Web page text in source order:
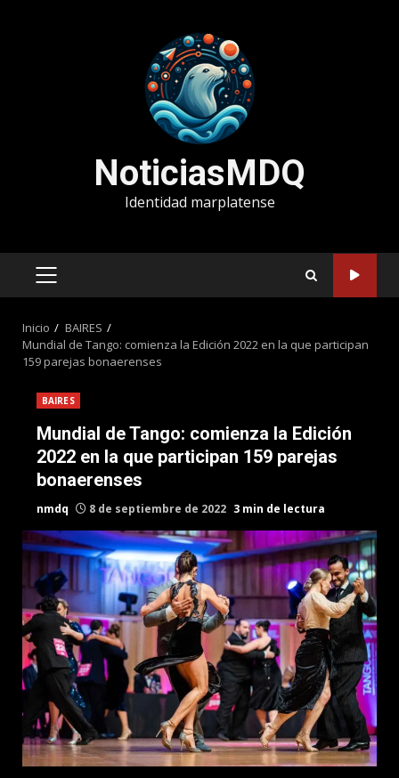
NoticiasMDQ
Identidad marplatense
MENÚ
Inicio
BAIRES
Mundial de Tango: comienza la Edición 2022 en la que participan
159 parejas bonaerenses
BAIRES
Mundial de Tango: comienza la Edición
2022 en la que participan 159 parejas
bonaerenses
nmdq 8 de septiembre de 2022 3 min de lectura